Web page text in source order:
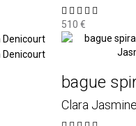
510 €
bague
Clara Jasmine